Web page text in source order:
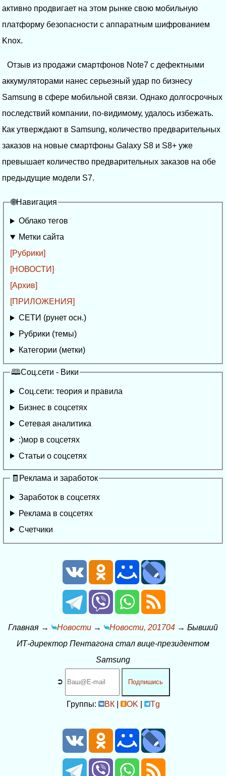
активно продвигает на этом рынке свою мобильную
платформу безопасности с аппаратным шифрованием
Knox.
Отзыв из продажи смартфонов Note7 с дефектными
аккумуляторами нанес серьезный удар по бизнесу
Samsung в сфере мобильной связи. Однако долгосрочных
последствий компании, по-видимому, удалось избежать.
Как утверждают в Samsung, количество предварительных
заказов на новые смартфоны Galaxy S8 и S8+ уже
превышает количество предварительных заказов на обе
предыдущие модели S7.
🌐Навигация
Облако тегов
Метки сайта
[Рубрики]
[НОВОСТИ]
[Архив]
[ПРИЛОЖЕНИЯ]
СЕТИ (рунет осн.)
Рубрики (темы)
Категории (метки)
🕮Соц.сети - Вики
Соц.сети: теория и правила
Бизнес в соцсетях
Сетевая аналитика
:)мор в соцсетях
Статьи о соцсетях
🧾Реклама и заработок
Заработок в соцсетях
Реклама в соцсетях
Счетчики
Главная → Новости → Новости, 201704 → Бывший
ИТ-директор Пентагона стал вице-президентом
Samsung
➲ Подпишись
Группы: ВК| OK Tg